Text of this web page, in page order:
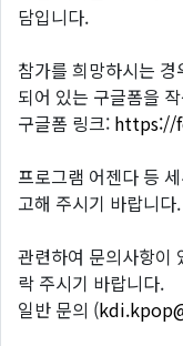
담입니다.
참가를 희망하시는
되어 있는 구글폼을
구글폼 링크: https://
프로그램 어젠다 등
고해 주시기 바랍니다.
관련하여 문의사항이
락 주시기 바랍니다.
일반 문의 (